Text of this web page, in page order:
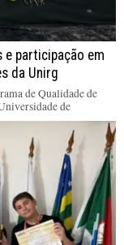
e participação em
da Unirg
de Qualidade de
de